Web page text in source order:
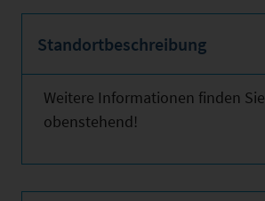
Standortbeschreibung
Weitere Informationen finden Sie
obenstehend!